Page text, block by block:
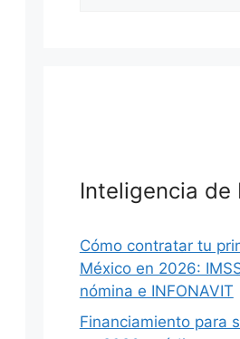
Inteligencia de
Cómo contratar tu
México en 2026:
nómina e INFONAVIT
Financiamiento para